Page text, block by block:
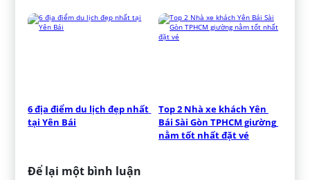
6 địa điểm du lịch đẹp nhất
tại Yên Bái
Top 2 Nhà xe khách Yên
Bái Sài Gòn TPHCM giường
nằm tốt nhất đặt vé
Để lại một bình luận